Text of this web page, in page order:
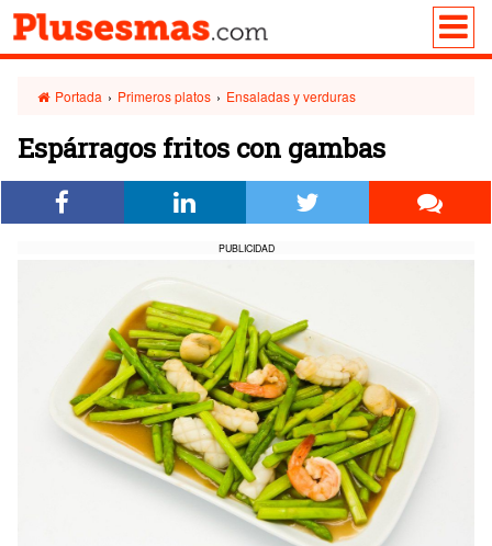
Portada › Primeros platos › Ensaladas y verduras
Espárragos fritos con gambas
PUBLICIDAD